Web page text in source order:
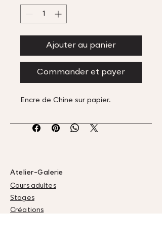
Ajouter au panier
Commander et payer
Encre de Chine sur papier.
Atelier-Galerie
Cours adultes
Stages
Créations